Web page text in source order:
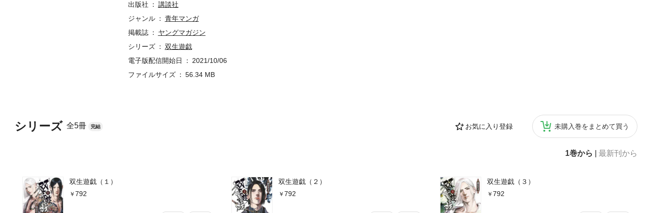
シリーズ 全5冊 完結 お気に入り登録 未購入巻をまとめて買う
1巻から 最新刊から
双生遊戯（１）
792
双生遊戯（２）
792
双生遊戯（３）
792
出版社
講談社
ジャンル
青年マンガ
掲載誌
ヤングマガジン
シリーズ
双生遊戯
電子版配信開始日
2021/10/06
ファイルサイズ
56.34 MB